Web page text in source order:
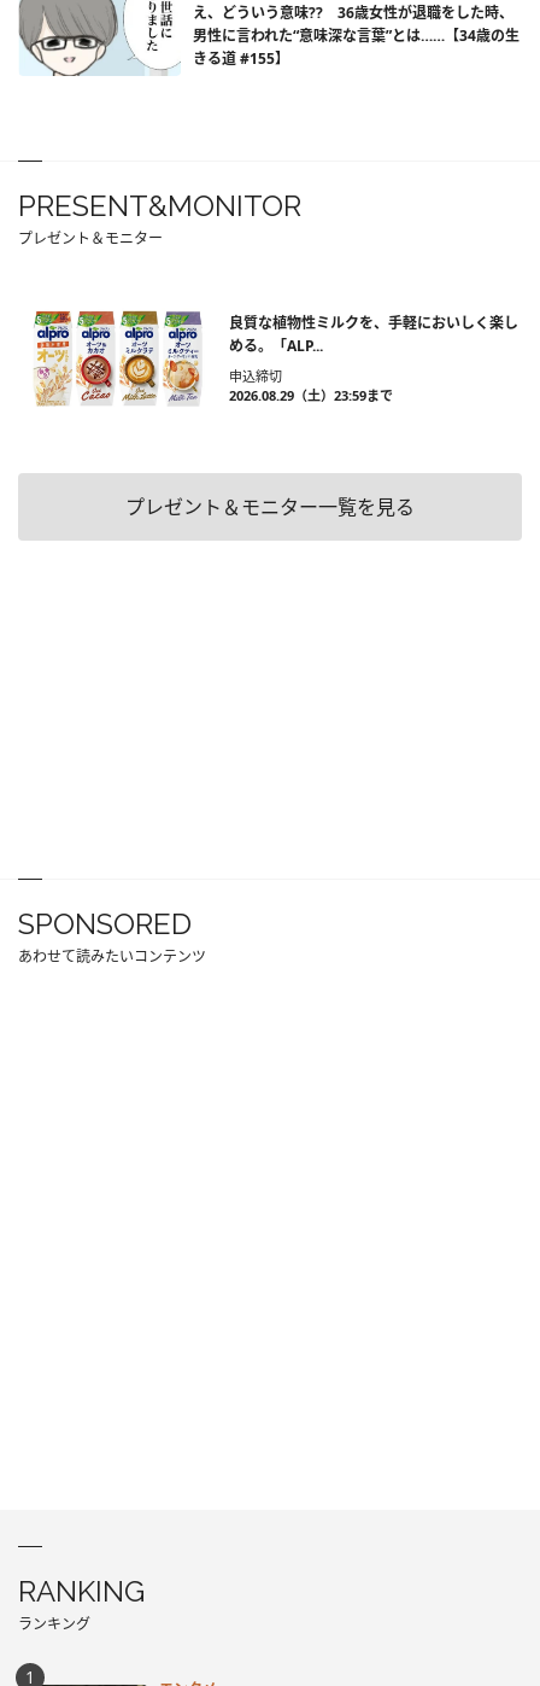
え、どういう意味?? 36歳女性が退職をした時、
男性に言われた“意味深な言葉”とは……【34歳の生
きる道 #155】
PRESENT&MONITOR
プレゼント＆モニター
良質な植物性ミルクを、手軽においしく楽し
める。「ALP...
申込締切
2026.08.29（土）23:59まで
プレゼント＆モニター一覧を見る
SPONSORED
あわせて読みたいコンテンツ
RANKING
ランキング